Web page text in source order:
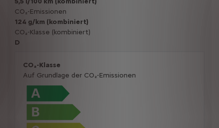
CO₂-Emissionen
124 g/km (kombiniert)
CO₂-Klasse (kombiniert)
D
CO₂-Klasse
Auf Grundlage der CO₂-Emissionen